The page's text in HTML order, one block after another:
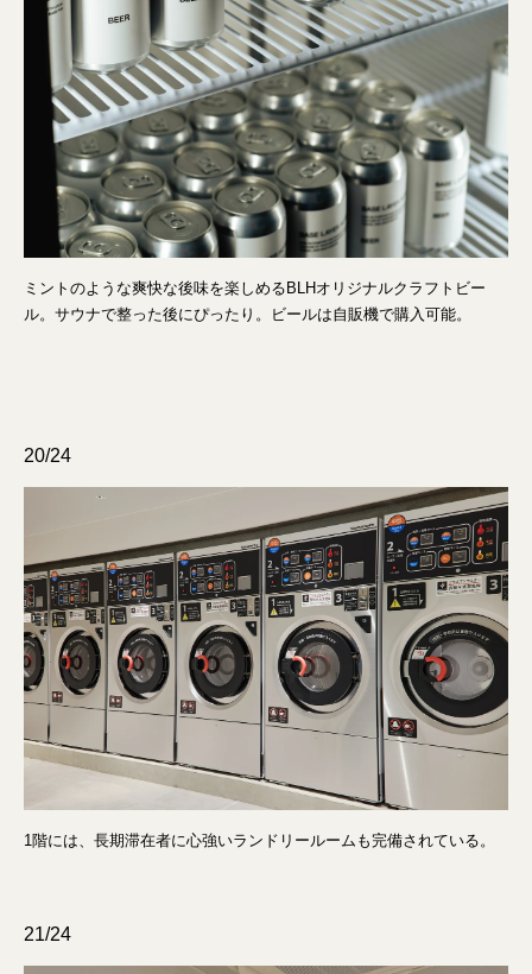
ミントのような爽快な後味を楽しめるBLHオリジナルクラフトビー
ル。サウナで整った後にぴったり。ビールは自販機で購入可能。
20/24
1階には、長期滞在者に心強いランドリールームも完備されている。
21/24